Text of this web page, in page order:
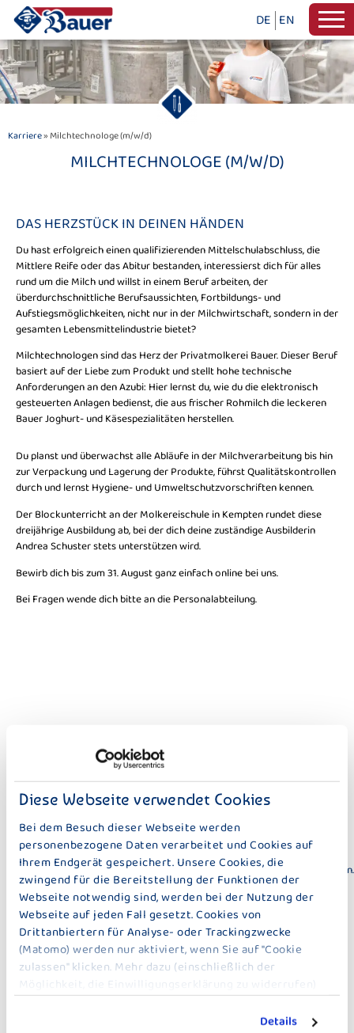
Diese Webseite verwendet Cookies
Bei dem Besuch dieser Webseite werden
personenbezogene Daten verarbeitet und Cookies auf
Ihrem Endgerät gespeichert. Unsere Cookies, die
zwingend für die Bereitstellung der Funktionen der
Webseite notwendig sind, werden bei der Nutzung der
Webseite auf jeden Fall gesetzt. Cookies von
Drittanbiertern für Analyse- oder Trackingzwecke
(Matomo) werden nur aktiviert, wenn Sie auf "Cookie
zulassen" klicken. Mehr dazu (einschließlich der
Möglichkeit, die Einwilligungserklärung zu widerrufen)
erfahren Sie in unsererDatenschutzerklärung.
Details
DE EN
Karriere» Milchtechnologe (m/w/d)
MILCHTECHNOLOGE (M/W/D)
DAS HERZSTÜCK IN DEINEN HÄNDEN
Du hast erfolgreich einen qualifizierenden Mittelschulabschluss, die
Mittlere Reife oder das Abitur bestanden, interessierst dich für alles
rund um die Milch und willst in einem Beruf arbeiten, der
überdurchschnittliche Berufsaussichten, Fortbildungs- und
Aufstiegsmöglichkeiten, nicht nur in der Milchwirtschaft, sondern in der
gesamten Lebensmittelindustrie bietet?
Milchtechnologen sind das Herz der Privatmolkerei Bauer. Dieser Beruf
basiert auf der Liebe zum Produkt und stellt hohe technische
Anforderungen an den Azubi: Hier lernst du, wie du die elektronisch
gesteuerten Anlagen bedienst, die aus frischer Rohmilch die leckeren
Bauer Joghurt- und Käsespezialitäten herstellen.
Du planst und überwachst alle Abläufe in der Milchverarbeitung bis hin
zur Verpackung und Lagerung der Produkte, führst Qualitätskontrollen
durch und lernst Hygiene- und Umweltschutzvorschriften kennen.
Der Blockunterricht an der Molkereischule in Kempten rundet diese
dreijährige Ausbildung ab, bei der dich deine zuständige Ausbilderin
Andrea Schuster stets unterstützen wird.
Bewirb dich bis zum 31. August ganz einfach online bei uns.
Bei Fragen wende dich bitte an die Personalabteilung.
Bitte lassen Sie Cookies zu, um das Youtube Video anzuzeigen.
Oder besuchen SieYoutube hier direkt
SCHAU, WAS DICH IM BERUFSALLTAG ERWARTET!
AUSBILDUNGSFILM
MILCHTECHNOLOGE (M/W/D)
milchwirtschaftlichen Unternehmen wie Bauer? Schau dir den